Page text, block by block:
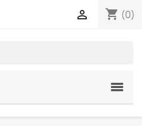
shopping_cart (0)
